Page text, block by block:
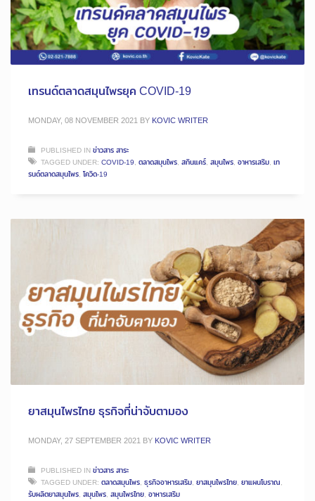
เทรนด์ตลาดสมุนไพรยุค COVID-19
MONDAY, 08 NOVEMBER 2021 BY KOVIC WRITER
PUBLISHED INข่าวสาร สาระ
TAGGED UNDER: COVID-19, ตลาดสมุนไพร, สกินแคร์, สมุนไพร, อาหารเสริม, เท
รนด์ตลาดสมุนไพร, โควิด-19
ยาสมุนไพรไทย ธุรกิจที่น่าจับตามอง
MONDAY, 27 SEPTEMBER 2021 BY KOVIC WRITER
PUBLISHED INข่าวสาร สาระ
TAGGED UNDER: ตลาดสมุนไพร, ธุรกิจอาหารเสริม, ยาสมุนไพรไทย, ยาแผนโบราณ,
รับผลิตยาสมุนไพร, สมุนไพร, สมุนไพรไทย, อาหารเสริม